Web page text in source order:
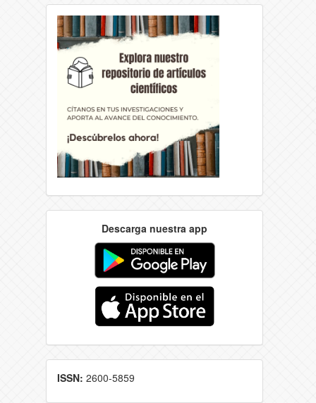
Descarga nuestra app
ISSN: 2600-5859